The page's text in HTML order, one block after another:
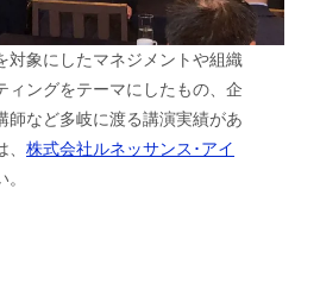
対象にしたマネジメントや組織
ィングをテーマにしたもの、企
師など多岐に渡る講演実績があ
、株式会社ルネッサンス･アイ